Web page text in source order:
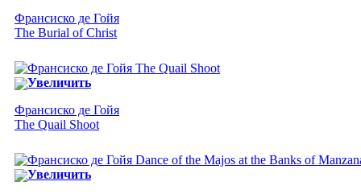
Франсиско де Гойя
The Burial of Christ
Увеличить
Франсиско де Гойя
The Quail Shoot
Увеличить